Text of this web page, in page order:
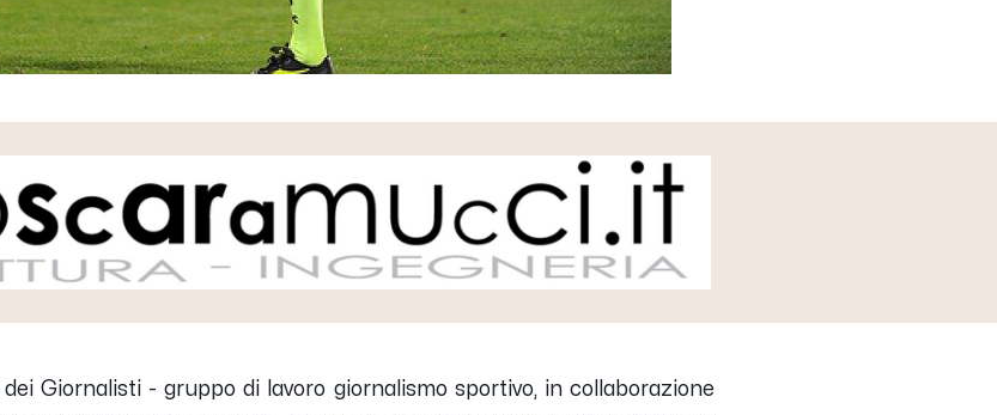
dei Giornalisti - gruppo di lavoro giornalismo sportivo, in collaborazione